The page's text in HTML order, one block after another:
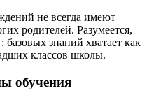
не всегда имеют
родителей. Разумеется,
базовых знаний хватает как
классов школы.
обучения